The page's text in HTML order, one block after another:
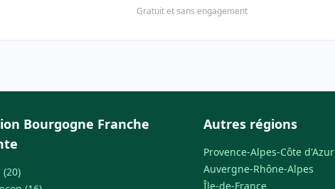
Gratuit et sans engagement
Bourgogne Franche
(20)
Autres régions
Provence-Alpes-Côte d'Azur
Auvergne-Rhône-Alpes
Île-de-France